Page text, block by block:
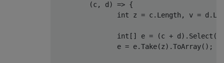
         (c, d) => {
int z = c.Length, v =
int[] e = (c +
                e = e.Take(z).ToArray();